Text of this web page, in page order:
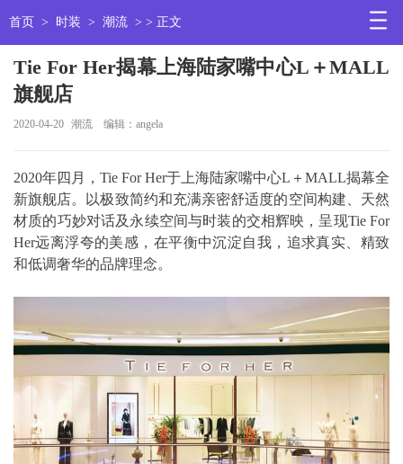
首页 > 时装 > 潮流 > > 正文
Tie For Her揭幕上海陆家嘴中心L＋MALL
旗舰店
2020-04-20 潮流 编辑：angela
2020年四月，Tie For Her于上海陆家嘴中心L＋MALL揭幕全
新旗舰店。以极致简约和充满亲密舒适度的空间构建、天然
材质的巧妙对话及永续空间与时装的交相辉映，呈现Tie For
Her远离浮夸的美感，在平衡中沉淀自我，追求真实、精致
和低调奢华的品牌理念。